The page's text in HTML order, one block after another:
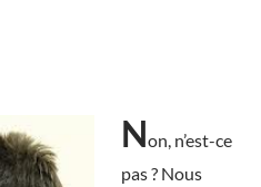
Non, n’est-ce
pas ? Nous